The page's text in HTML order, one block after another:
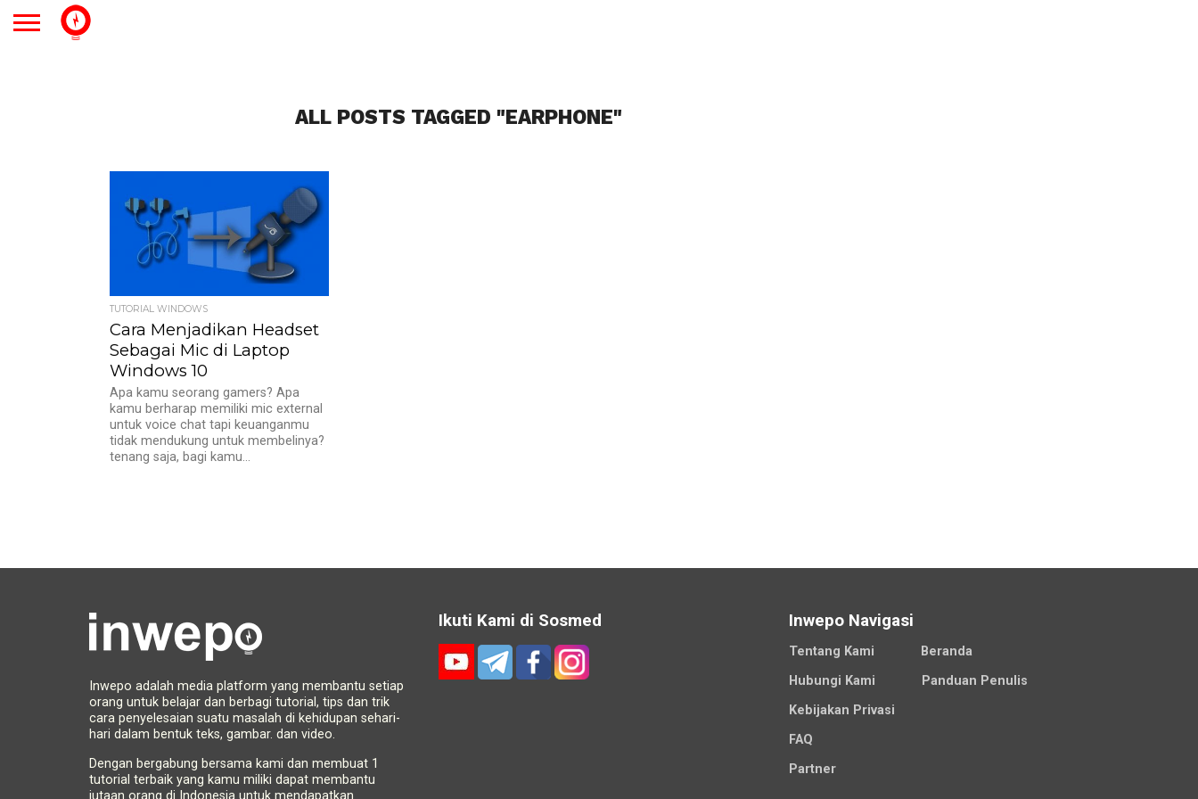
ALL POSTS TAGGED "EARPHONE"
TUTORIAL WINDOWS
Cara Menjadikan Headset
Sebagai Mic di Laptop
Windows 10
Apa kamu seorang gamers? Apa
kamu berharap memiliki mic external
untuk voice chat tapi keuanganmu
tidak mendukung untuk membelinya?
tenang saja, bagi kamu...
Inwepo adalah media platform yang membantu setiap
orang untuk belajar dan berbagi tutorial, tips dan trik
cara penyelesaian suatu masalah di kehidupan sehari-
hari dalam bentuk teks, gambar. dan video.
Dengan bergabung bersama kami dan membuat 1
tutorial terbaik yang kamu miliki dapat membantu
jutaan orang di Indonesia untuk mendapatkan
Ikuti Kami di Sosmed Inwepo Navigasi
Tentang Kami
Beranda
Hubungi Kami
Panduan Penulis
Kebijakan Privasi
FAQ
Partner